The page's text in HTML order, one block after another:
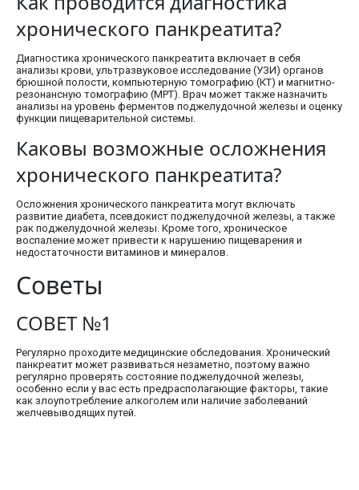
хронического панкреатита?
Диагностика хронического панкреатита включает в себя
анализы крови, ультразвуковое исследование (УЗИ) органов
брюшной полости, компьютерную томографию (КТ) и магнитно-
резонансную томографию (МРТ). Врач может также назначить
анализы на уровень ферментов поджелудочной железы и оценку
функции пищеварительной системы.
Каковы возможные осложнения
хронического панкреатита?
Осложнения хронического панкреатита могут включать
развитие диабета, псевдокист поджелудочной железы, а также
рак поджелудочной железы. Кроме того, хроническое
воспаление может привести к нарушению пищеварения и
недостаточности витаминов и минералов.
Советы
СОВЕТ №1
Регулярно проходите медицинские обследования. Хронический
панкреатит может развиваться незаметно, поэтому важно
регулярно проверять состояние поджелудочной железы,
особенно если у вас есть предрасполагающие факторы, такие
как злоупотребление алкоголем или наличие заболеваний
желчевыводящих путей.